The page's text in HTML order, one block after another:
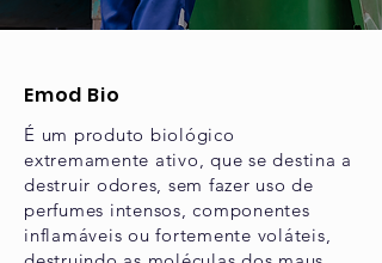
Emod Bio
É um produto biológico
extremamente ativo, que se destina a
destruir odores, sem fazer uso de
perfumes intensos, componentes
inflamáveis ou fortemente voláteis,